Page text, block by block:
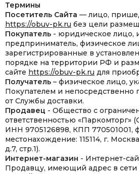
Термины
Посетитель Сайта — лицо,
https://obuv-pk.ru без цели
Покупатель - юридическое лицо,
предприниматель, физическое
зарегистрированные в
порядке на территории РФ и
сайте https://obuv-pk.ru для
Получатель – физическое лицо,
Покупателем и непосредственно
от Службы доставки.
Продавец - Общество с
ответственностью «Паркомторг»
ИНН 9705126898, КПП 770501001,
местонахождение: 115114, г.
д.7, стр.1).
Интернет-магазин - Интернет-
Продавцу, имеющий адрес в сети